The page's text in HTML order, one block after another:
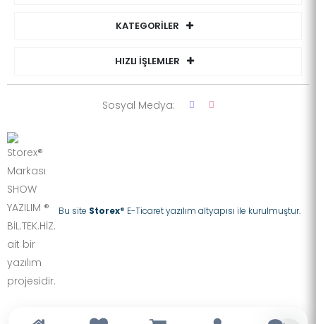
KATEGORİLER
HIZLI İŞLEMLER
Bu site Storex® E-Ticaret yazılım altyapısı ile kurulmuştur.
Sosyal Medya: